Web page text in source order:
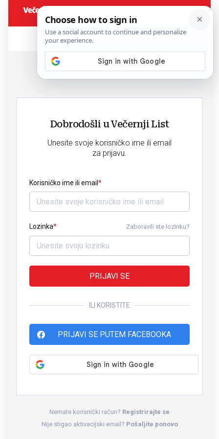
Dobrodošli u Večernji List
Unesite svoje korisničko ime ili email
za prijavu.
Korisničko ime ili email
Lozinka Zaboravili ste lozinku?
PRIJAVI SE
ILI KORISTITE
PRIJAVI SE PUTEM FACEBOOKA
Nemate korisnički račun? Registrirajte se
Nije stigao aktivacijski email? Pošaljite ponovo